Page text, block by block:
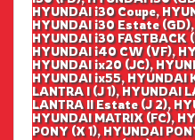
HYUNDAI i30 Coupe,
HYUNDAI i30 Estate
HYUNDAI i30 FASTBACK
HYUNDAI i40 CW (VF),
HYUNDAI ix20 (JC),
HYUNDAI ix55, HYUNDAI
LANTRA I (J 1), HYUNDAI
LANTRA II Estate (J 2),
HYUNDAI MATRIX (FC),
PONY (X 1), HYUNDAI